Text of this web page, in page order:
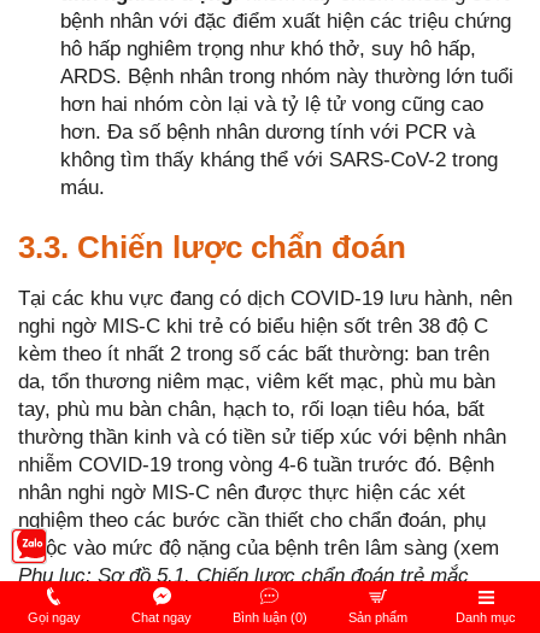
bệnh nhân với đặc điểm xuất hiện các triệu chứng
hô hấp nghiêm trọng như khó thở, suy hô hấp,
ARDS. Bệnh nhân trong nhóm này thường lớn tuổi
hơn hai nhóm còn lại và tỷ lệ tử vong cũng cao
hơn. Đa số bệnh nhân dương tính với PCR và
không tìm thấy kháng thể với SARS-CoV-2 trong
máu.
3.3. Chiến lược chẩn đoán
Tại các khu vực đang có dịch COVID-19 lưu hành, nên
nghi ngờ MIS-C khi trẻ có biểu hiện sốt trên 38 độ C
kèm theo ít nhất 2 trong số các bất thường: ban trên
da, tổn thương niêm mạc, viêm kết mạc, phù mu bàn
tay, phù mu bàn chân, hạch to, rối loạn tiêu hóa, bất
thường thần kinh và có tiền sử tiếp xúc với bệnh nhân
nhiễm COVID-19 trong vòng 4-6 tuần trước đó. Bệnh
nhân nghi ngờ MIS-C nên được thực hiện các xét
nghiệm theo các bước cần thiết cho chẩn đoán, phụ
thuộc vào mức độ nặng của bệnh trên lâm sàng (xem
Phụ lục: Sơ đồ 5.1. Chiến lược chẩn đoán trẻ mắc
COVID-19 nghi ngờ có biến chứng MIS-C cuối chương)
Gọi ngay Chat ngay Bình luận (0) Sản phẩm Danh mục